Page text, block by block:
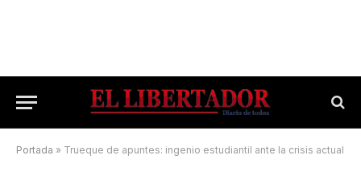
Portada » Trueque de apuntes: ingenio estudiantil ante la crisis actual